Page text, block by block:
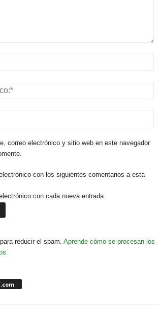
correo electrónico y sitio web en este navegador
con los siguientes comentarios a esta
con cada nueva entrada.
reducir el spam. Aprende cómo se procesan los